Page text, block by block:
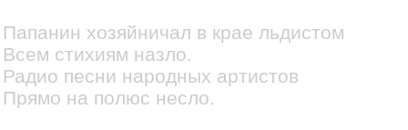
Папанин хозяйничал в крае льдистом
Всем стихиям назло.
Радио песни народных артистов
Прямо на полюс несло.